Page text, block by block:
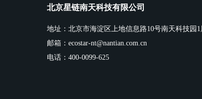
北京星链南天科技有限公司
地址：北京市海淀区上地信息路10号南天科技园1
邮箱：ecostar-nt@nantian.com.cn
电话：400-0099-625